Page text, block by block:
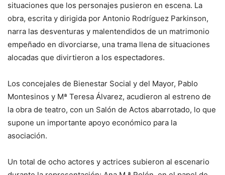
situaciones que los personajes pusieron en escena. La
obra, escrita y dirigida por Antonio Rodríguez Parkinson,
narra las desventuras y malentendidos de un matrimonio
empeñado en divorciarse, una trama llena de situaciones
alocadas que divirtieron a los espectadores.
Los concejales de Bienestar Social y del Mayor, Pablo
Montesinos y Mª Teresa Álvarez, acudieron al estreno de
la obra de teatro, con un Salón de Actos abarrotado, lo que
supone un importante apoyo económico para la
asociación.
Un total de ocho actores y actrices subieron al escenario